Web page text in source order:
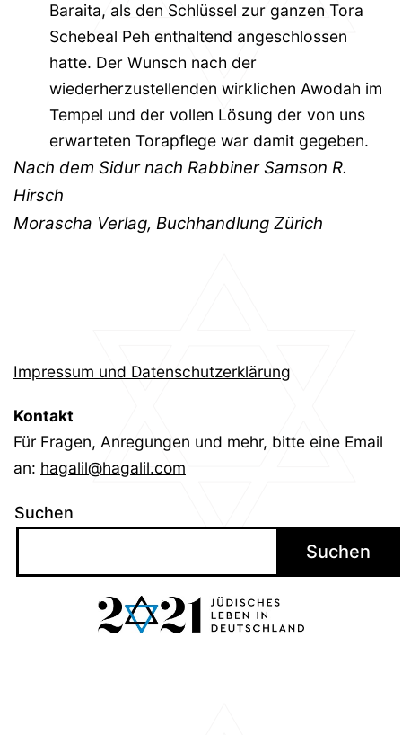
Baraita, als den Schlüssel zur ganzen Tora
Schebeal Peh enthaltend angeschlossen
hatte. Der Wunsch nach der
wiederherzustellenden wirklichen Awodah im
Tempel und der vollen Lösung der von uns
erwarteten Torapflege war damit gegeben.
Nach dem Sidur nach Rabbiner Samson R.
Hirsch
Morascha Verlag, Buchhandlung Zürich
Impressum und Datenschutzerklärung
Kontakt
Für Fragen, Anregungen und mehr, bitte eine Email
an: hagalil@hagalil.com
Suchen
Suchen